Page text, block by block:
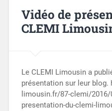
Vidéo de
CLEMI
Le CLEMI Limousin a
présentation sur leur blog.
limousin.fr/87-clemi/
presentation-du-clemi-